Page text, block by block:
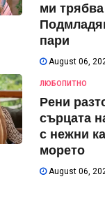
ми
пари
August 06,
ЛЮБОПИТНО
Рени
сърцата
с нежни
морето
August 06,